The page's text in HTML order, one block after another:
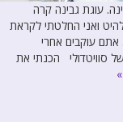
עוגת גבינה קרה
להיט ואני החלטתי לקראת
אתם עוקבים אחרי
סוויטדולי הכנתי את